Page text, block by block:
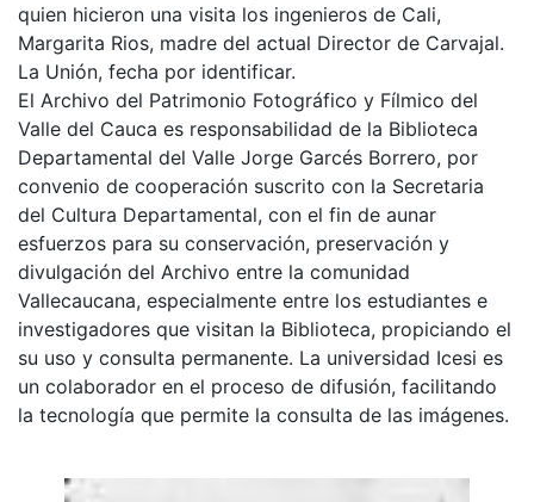
quien hicieron una visita los ingenieros de Cali,
Margarita Rios, madre del actual Director de Carvajal.
La Unión, fecha por identificar.
El Archivo del Patrimonio Fotográfico y Fílmico del
Valle del Cauca es responsabilidad de la Biblioteca
Departamental del Valle Jorge Garcés Borrero, por
convenio de cooperación suscrito con la Secretaria
del Cultura Departamental, con el fin de aunar
esfuerzos para su conservación, preservación y
divulgación del Archivo entre la comunidad
Vallecaucana, especialmente entre los estudiantes e
investigadores que visitan la Biblioteca, propiciando el
su uso y consulta permanente. La universidad Icesi es
un colaborador en el proceso de difusión, facilitando
la tecnología que permite la consulta de las imágenes.